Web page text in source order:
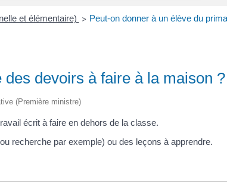
et élémentaire) > Peut-on donner à un élève du
devoirs à faire à la maison ?
(Première ministre)
écrit à faire en dehors de la classe.
recherche par exemple) ou des leçons à apprendre.